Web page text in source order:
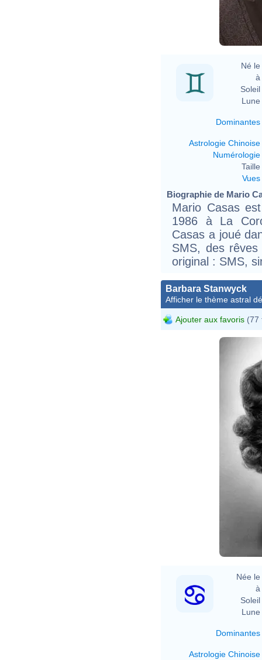
Né le
à
Soleil
Lune
Dominantes
Astrologie Chinoise
Numérologie
Taille
Vues
Biographie de Mario
Mario Casas
1986 à La
Casas a joué
SMS, des
original : SMS,
Barbara Stanwyck
Afficher le thème astral
Ajouter aux favoris (77
Née le
à
Soleil
Lune
Dominantes
Astrologie Chinoise